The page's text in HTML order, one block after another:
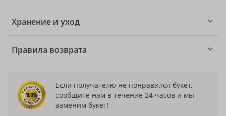
Хранение и уход
Правила возврата
Если получателю не понравился букет,
сообщите нам в течение 24 часов и мы
заменим букет!